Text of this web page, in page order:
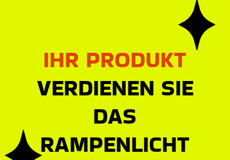
IHR PRODUKT
VERDIENEN SIE
DAS
RAMPENLICHT